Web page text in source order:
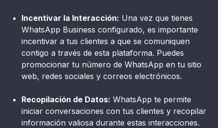
Incentivar la Interacción: Una vez que tienes
WhatsApp Business configurado, es importante
incentivar a tus clientes a que se comuniquen
contigo a través de esta plataforma. Puedes
promocionar tu número de WhatsApp en tu sitio
web, redes sociales y correos electrónicos.
Recopilación de Datos: WhatsApp te permite
iniciar conversaciones con tus clientes y recopilar
información valiosa durante estas interacciones.